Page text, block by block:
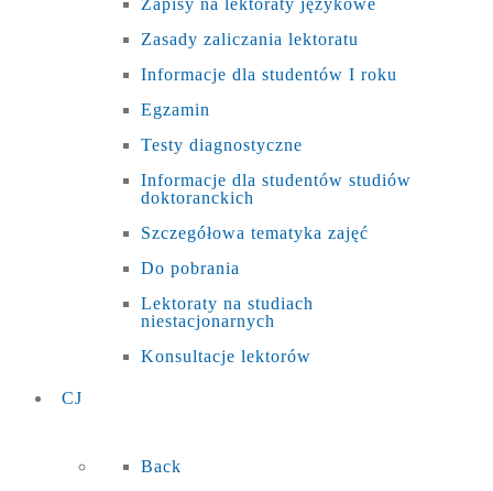
Zapisy na lektoraty językowe
Zasady zaliczania lektoratu
Informacje dla studentów I roku
Egzamin
Testy diagnostyczne
Informacje dla studentów studiów
doktoranckich
Szczegółowa tematyka zajęć
Do pobrania
Lektoraty na studiach
niestacjonarnych
Konsultacje lektorów
CJ
Back